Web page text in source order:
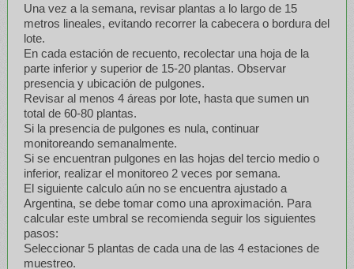
Una vez a la semana, revisar plantas a lo largo de 15
metros lineales, evitando recorrer la cabecera o bordura del
lote.
En cada estación de recuento, recolectar una hoja de la
parte inferior y superior de 15-20 plantas. Observar
presencia y ubicación de pulgones.
Revisar al menos 4 áreas por lote, hasta que sumen un
total de 60-80 plantas.
Si la presencia de pulgones es nula, continuar
monitoreando semanalmente.
Si se encuentran pulgones en las hojas del tercio medio o
inferior, realizar el monitoreo 2 veces por semana.
El siguiente calculo aún no se encuentra ajustado a
Argentina, se debe tomar como una aproximación. Para
calcular este umbral se recomienda seguir los siguientes
pasos:
Seleccionar 5 plantas de cada una de las 4 estaciones de
muestreo.